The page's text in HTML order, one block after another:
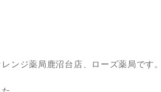
ンジ薬局鹿沼台店、ローズ薬局です。